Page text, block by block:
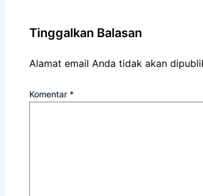
Layanan Editing
Profil
FAQ
Tinggalkan Balasan
Alamat email Anda tidak akan
Komentar *